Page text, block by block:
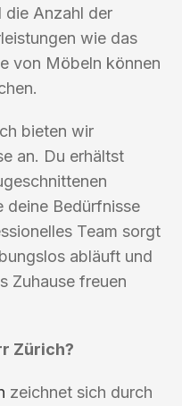
die Anzahl der
wie das
von Möbeln können
bieten wir
an. Du erhältst
deine Bedürfnisse
Team sorgt
abläuft und
Zuhause freuen
Zürich?
zeichnet sich durch